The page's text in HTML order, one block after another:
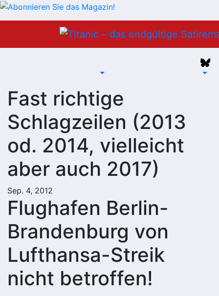
Fast richtige
Schlagzeilen (2013
od. 2014, vielleicht
aber auch 2017)
Sep. 4, 2012
Flughafen Berlin-
Brandenburg von
Lufthansa-Streik
nicht betroffen!